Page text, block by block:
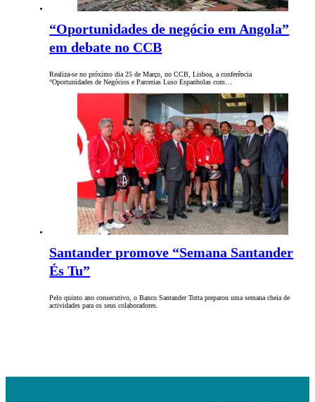
“Oportunidades de negócio em Angola”
em debate no CCB
Realiza-se no próximo dia 25 de Março, no CCB, Lisboa, a conferência
“Oportunidades de Negócios e Parcerias Luso Espanholas com…
Santander promove “Semana Santander
És Tu”
Pelo quinto ano consecutivo, o Banco Santander Totta preparou uma semana cheia de
actividades para os seus colaboradores.